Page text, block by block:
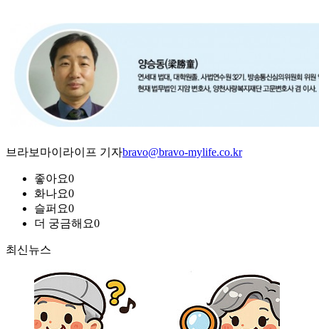
브라보마이라이프 기자bravo@bravo-mylife.co.kr
좋아요0
화나요0
슬퍼요0
더 궁금해요0
최신뉴스